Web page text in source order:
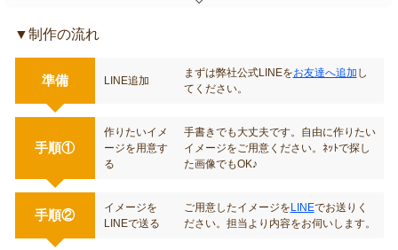
▼制作の流れ
準備 LINE追加
まずは弊社公式LINEをお友達へ追加 し
てください。
手順①
作りたいイメ
ージを用意す
る
手書きでも大丈夫です。自由に作りたい
イメージをご用意ください。ﾈｯﾄで探し
た画像でもOK♪
手順②
イメージを
LINEで送る
ご用意したイメージを LINEでお送りく
ださい。担当より内容をお伺いします。